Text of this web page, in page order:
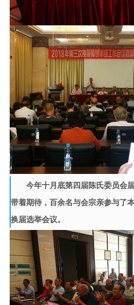
今年十月底第四届陈氏委员会届
带着期待，百余名与会宗亲参与了
换届选举会议。